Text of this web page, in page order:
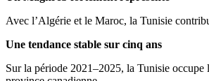
Avec l’Algérie et le Maroc, la Tunisie
Une tendance stable sur cinq ans
Sur la période 2021–2025, la Tunisie